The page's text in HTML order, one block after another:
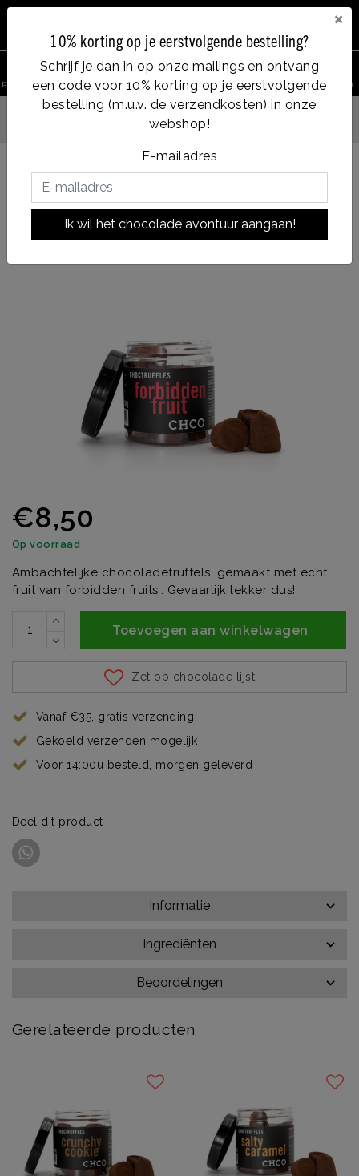
×
10% korting op je eerstvolgende bestelling?
Schrijf je dan in op onze mailings en ontvang
een code voor 10% korting op je eerstvolgende
bestelling (m.u.v. de verzendkosten) in onze
webshop!
E-mailadres
Ik wil het chocolade avontuur aangaan!
Op werkdagen voor 14:00u besteld = dezelfde dag verzonden
Terug naar HOME|forbidden fruit truffels
forbidden fruit truffels
€8,50
Op voorraad
Ambachtelijke chocoladetruffels, gemaakt met echt
fruit van forbidden fruits.. Gevaarlijk lekker dus!
Toevoegen aan winkelwagen
Zet op chocolade lijst
Vanaf €35, gratis verzending
Gekoeld verzenden mogelijk
Voor 14:00u besteld, morgen geleverd
Deel dit product
Informatie
Ingrediënten
Beoordelingen
Gerelateerde producten
product zoeken Account Menu Verlanglijst Winkelwagen